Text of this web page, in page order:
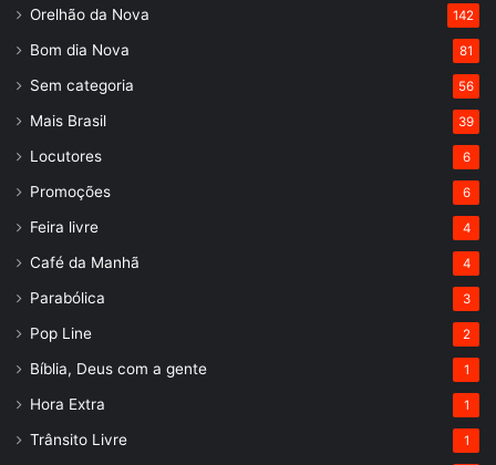
Orelhão da Nova 142
Bom dia Nova 81
Sem categoria 56
Mais Brasil 39
Locutores 6
Promoções 6
Feira livre 4
Café da Manhã 4
Parabólica 3
Pop Line 2
Bíblia, Deus com a gente 1
Hora Extra 1
Trânsito Livre 1